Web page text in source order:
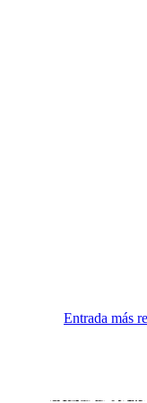
Entrada más